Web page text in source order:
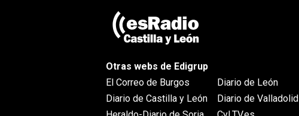
Otras webs de Edigrup
El Correo de Burgos
Diario de Castilla y León
Diario de León
Diario de Valladolid